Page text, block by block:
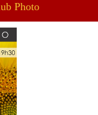
Photo